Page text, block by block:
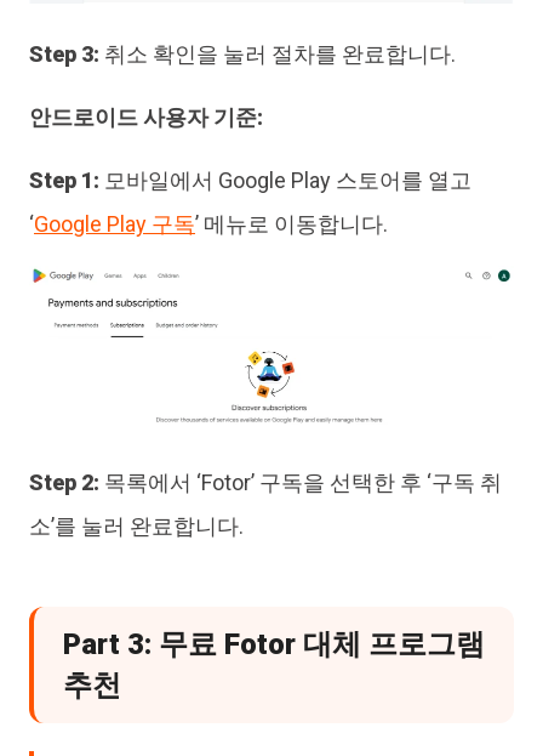
Step 3: 취소 확인을 눌러 절차를 완료합니다.
안드로이드 사용자 기준:
Step 1: 모바일에서 Google Play 스토어를 열고
‘Google Play 구독’ 메뉴로 이동합니다.
Step 2: 목록에서 ‘Fotor’ 구독을 선택한 후 ‘구독 취
소’를 눌러 완료합니다.
Part 3: 무료 Fotor 대체 프로그램
추천